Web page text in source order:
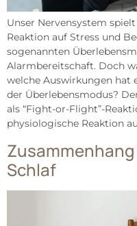
Unser Nervensystem
Reaktion auf Stress und
sogenannten
Alarmbereitschaft. Doch
welche Auswirkungen hat
der Überlebensmodus?
als “Fight-or-Flight”-
physiologische Reaktion
Schlaf